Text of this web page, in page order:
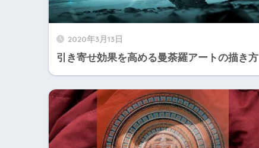
2020年3月13日
引き寄せ効果を高める曼荼羅アートの描き方